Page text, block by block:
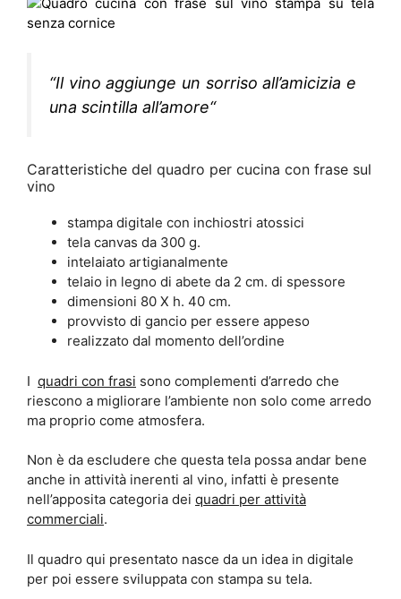
“Il vino aggiunge un sorriso all’amicizia e
una scintilla all’amore“
Caratteristiche del quadro per cucina con frase sul
vino
stampa digitale con inchiostri atossici
tela canvas da 300 g.
intelaiato artigianalmente
telaio in legno di abete da 2 cm. di spessore
dimensioni 80 X h. 40 cm.
provvisto di gancio per essere appeso
realizzato dal momento dell’ordine
I quadri con frasi sono complementi d’arredo che
riescono a migliorare l’ambiente non solo come arredo
ma proprio come atmosfera.
Non è da escludere che questa tela possa andar bene
anche in attività inerenti al vino, infatti è presente
nell’apposita categoria dei quadri per attività
commerciali.
Il quadro qui presentato nasce da un idea in digitale
per poi essere sviluppata con stampa su tela.